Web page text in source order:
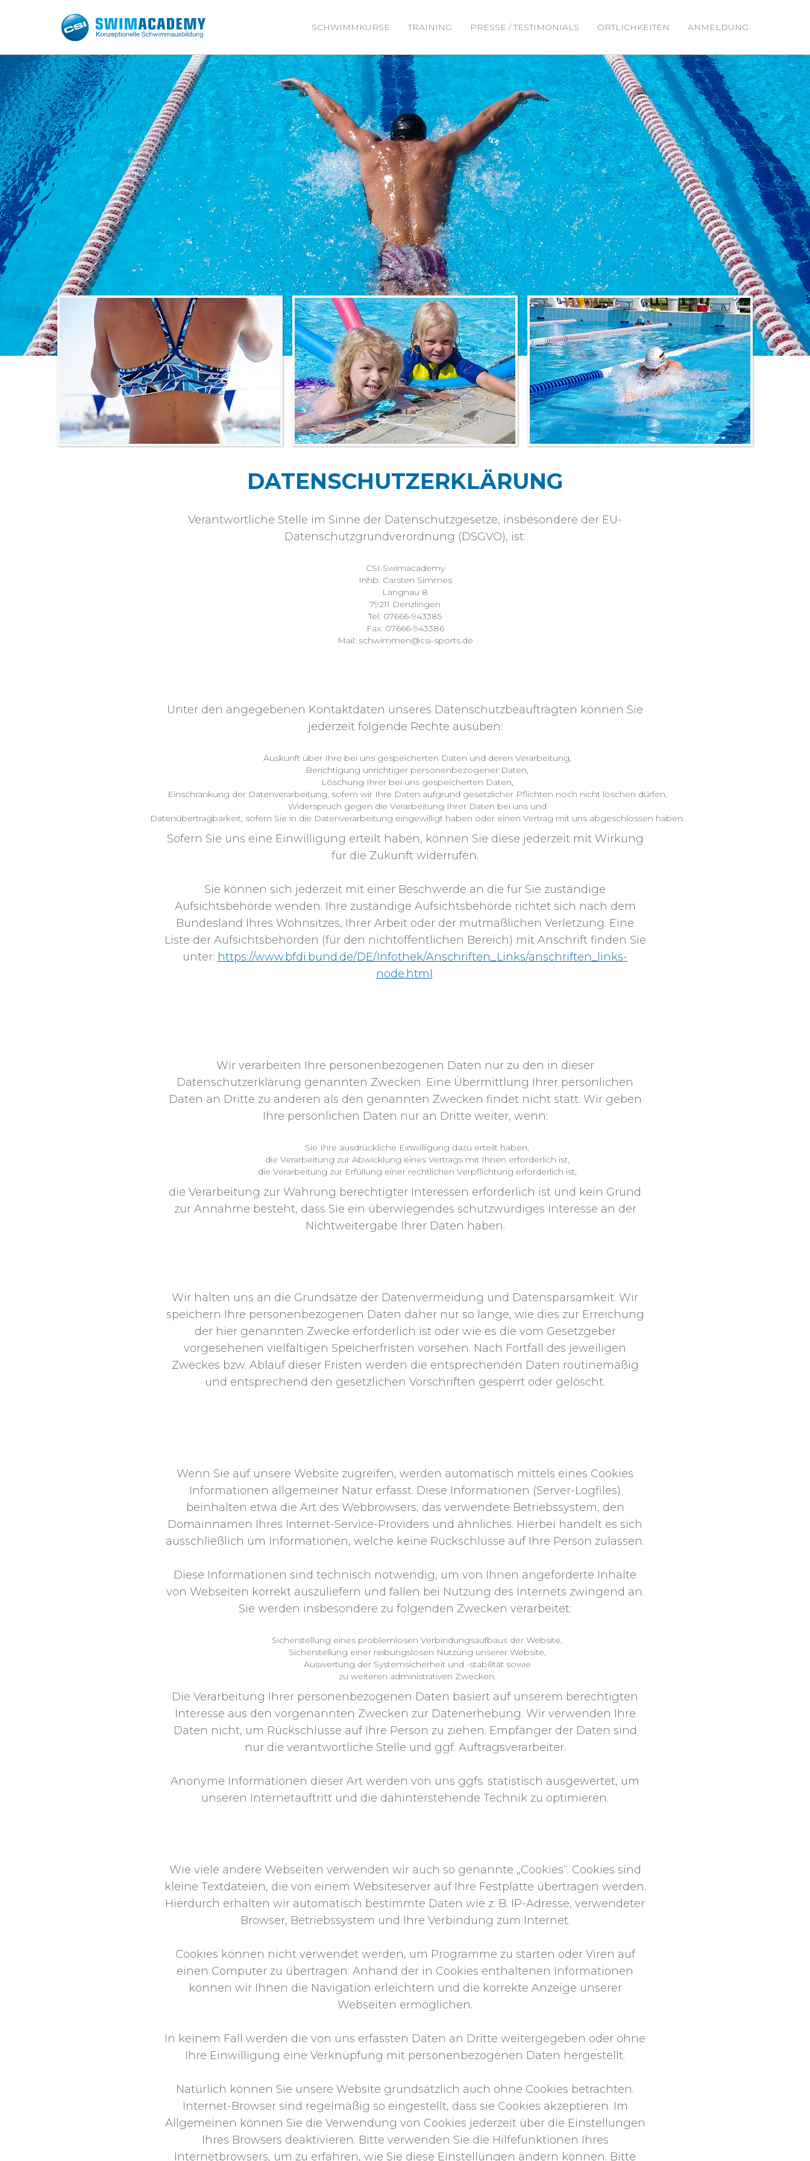
SCHWIMMKURSE TRAINING PRESSE / TESTIMONIALS ÖRTLICHKEITEN ANMELDUNG
DATENSCHUTZERKLÄRUNG
Verantwortliche Stelle im Sinne der Datenschutzgesetze, insbesondere der EU-
Datenschutzgrundverordnung (DSGVO), ist:
CSI Swimacademy
Inhb. Carsten Simmes
Langnau 8
79211 Denzlingen
Tel: 07666-943385
Fax: 07666-943386
Mail: schwimmen@csi-sports.de
Unter den angegebenen Kontaktdaten unseres Datenschutzbeauftragten können Sie
jederzeit folgende Rechte ausüben:
Auskunft über Ihre bei uns gespeicherten Daten und deren Verarbeitung,
Berichtigung unrichtiger personenbezogener Daten,
Löschung Ihrer bei uns gespeicherten Daten,
Einschränkung der Datenverarbeitung, sofern wir Ihre Daten aufgrund gesetzlicher Pflichten noch nicht löschen dürfen,
Widerspruch gegen die Verarbeitung Ihrer Daten bei uns und
Datenübertragbarkeit, sofern Sie in die Datenverarbeitung eingewilligt haben oder einen Vertrag mit uns abgeschlossen haben.
Sofern Sie uns eine Einwilligung erteilt haben, können Sie diese jederzeit mit Wirkung
für die Zukunft widerrufen.
Sie können sich jederzeit mit einer Beschwerde an die für Sie zuständige
Aufsichtsbehörde wenden. Ihre zuständige Aufsichtsbehörde richtet sich nach dem
Bundesland Ihres Wohnsitzes, Ihrer Arbeit oder der mutmaßlichen Verletzung. Eine
Liste der Aufsichtsbehörden (für den nichtöffentlichen Bereich) mit Anschrift finden Sie
unter: https://www.bfdi.bund.de/DE/Infothek/Anschriften_Links/anschriften_links-
node.html .
Wir verarbeiten Ihre personenbezogenen Daten nur zu den in dieser
Datenschutzerklärung genannten Zwecken. Eine Übermittlung Ihrer persönlichen
Daten an Dritte zu anderen als den genannten Zwecken findet nicht statt. Wir geben
Ihre persönlichen Daten nur an Dritte weiter, wenn:
Sie Ihre ausdrückliche Einwilligung dazu erteilt haben,
die Verarbeitung zur Abwicklung eines Vertrags mit Ihnen erforderlich ist,
die Verarbeitung zur Erfüllung einer rechtlichen Verpflichtung erforderlich ist,
die Verarbeitung zur Wahrung berechtigter Interessen erforderlich ist und kein Grund
zur Annahme besteht, dass Sie ein überwiegendes schutzwürdiges Interesse an der
Nichtweitergabe Ihrer Daten haben.
Wir halten uns an die Grundsätze der Datenvermeidung und Datensparsamkeit. Wir
speichern Ihre personenbezogenen Daten daher nur so lange, wie dies zur Erreichung
der hier genannten Zwecke erforderlich ist oder wie es die vom Gesetzgeber
vorgesehenen vielfältigen Speicherfristen vorsehen. Nach Fortfall des jeweiligen
Zweckes bzw. Ablauf dieser Fristen werden die entsprechenden Daten routinemäßig
und entsprechend den gesetzlichen Vorschriften gesperrt oder gelöscht.
Wenn Sie auf unsere Website zugreifen, werden automatisch mittels eines Cookies
Informationen allgemeiner Natur erfasst. Diese Informationen (Server-Logfiles)
beinhalten etwa die Art des Webbrowsers, das verwendete Betriebssystem, den
Domainnamen Ihres Internet-Service-Providers und ähnliches. Hierbei handelt es sich
ausschließlich um Informationen, welche keine Rückschlüsse auf Ihre Person zulassen.
Diese Informationen sind technisch notwendig, um von Ihnen angeforderte Inhalte
von Webseiten korrekt auszuliefern und fallen bei Nutzung des Internets zwingend an.
Sie werden insbesondere zu folgenden Zwecken verarbeitet:
Sicherstellung eines problemlosen Verbindungsaufbaus der Website,
Sicherstellung einer reibungslosen Nutzung unserer Website,
Auswertung der Systemsicherheit und -stabilität sowie
zu weiteren administrativen Zwecken.
Die Verarbeitung Ihrer personenbezogenen Daten basiert auf unserem berechtigten
Interesse aus den vorgenannten Zwecken zur Datenerhebung. Wir verwenden Ihre
Daten nicht, um Rückschlüsse auf Ihre Person zu ziehen. Empfänger der Daten sind
nur die verantwortliche Stelle und ggf. Auftragsverarbeiter.
Anonyme Informationen dieser Art werden von uns ggfs. statistisch ausgewertet, um
unseren Internetauftritt und die dahinterstehende Technik zu optimieren.
Wie viele andere Webseiten verwenden wir auch so genannte „Cookies“. Cookies sind
kleine Textdateien, die von einem Websiteserver auf Ihre Festplatte übertragen werden.
Hierdurch erhalten wir automatisch bestimmte Daten wie z. B. IP-Adresse, verwendeter
Browser, Betriebssystem und Ihre Verbindung zum Internet.
Cookies können nicht verwendet werden, um Programme zu starten oder Viren auf
einen Computer zu übertragen. Anhand der in Cookies enthaltenen Informationen
können wir Ihnen die Navigation erleichtern und die korrekte Anzeige unserer
Webseiten ermöglichen.
In keinem Fall werden die von uns erfassten Daten an Dritte weitergegeben oder ohne
Ihre Einwilligung eine Verknüpfung mit personenbezogenen Daten hergestellt.
Natürlich können Sie unsere Website grundsätzlich auch ohne Cookies betrachten.
Internet-Browser sind regelmäßig so eingestellt, dass sie Cookies akzeptieren. Im
Allgemeinen können Sie die Verwendung von Cookies jederzeit über die Einstellungen
Ihres Browsers deaktivieren. Bitte verwenden Sie die Hilfefunktionen Ihres
Internetbrowsers, um zu erfahren, wie Sie diese Einstellungen ändern können. Bitte